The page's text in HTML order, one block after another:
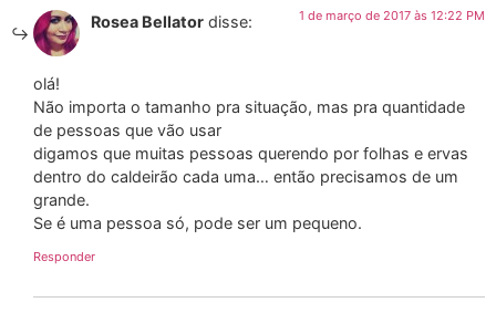
Rosea Bellator disse: 1 de março de 2017 às 12:22 PM
olá!
Não importa o tamanho pra situação, mas pra quantidade
de pessoas que vão usar
digamos que muitas pessoas querendo por folhas e ervas
dentro do caldeirão cada uma… então precisamos de um
grande.
Se é uma pessoa só, pode ser um pequeno.
Responder